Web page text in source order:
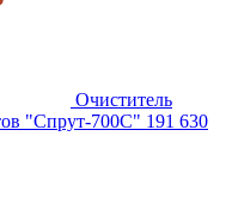
Очиститель
"Спрут-700С" 191 630